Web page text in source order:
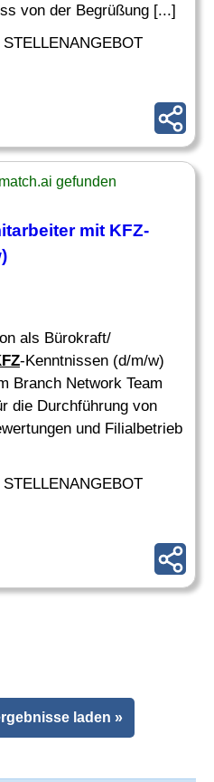
von der Begrüßung [...]
gefunden
mit KFZ-
als Bürokraft/
-Kenntnissen (d/m/w)
Branch Network Team
die Durchführung von
und Filialbetrieb
laden »